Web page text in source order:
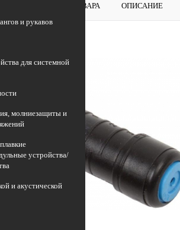
и рукавов
для системной
молниезащиты и
устройства/
и акустической
ОБЗОР ТОВАРА ОПИСАНИЕ